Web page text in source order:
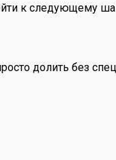
к следующему
долить без